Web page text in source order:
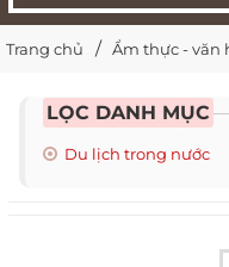
Trang chủ Ẩm thực - văn
LỌC DANH MỤC
Du lịch trong nước